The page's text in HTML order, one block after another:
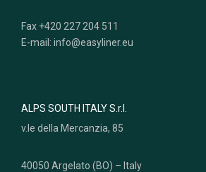
Fax +420 227 204 511
E-mail: info@easyliner.eu
ALPS SOUTH ITALY S.r.l.
v.le della Mercanzia, 85
40050 Argelato (BO) – Italy